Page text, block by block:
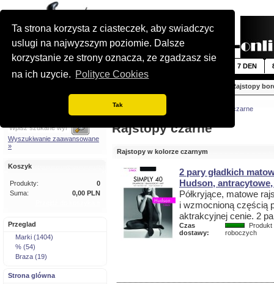
Ta strona korzysta z ciasteczek, aby swiadczyc
uslugi na najwyzszym poziomie. Dalsze
korzystanie ze strony oznacza, ze zgadzasz sie
na ich uzycie. Polityce Cookies
Tak
7 DEN
Rajstopy
Wyszukiwanie zaawansowane
»
Koszyk
Produkty:
0
Suma:
0,00 PLN
Przeglad
Marki (1404)
% (54)
Braza (19)
Strona glówna
Jestes tutaj: Rajstopy czarne
Rajstopy czarne
Rajstopy w kolorze czarnym
2 pary gładkich
Hudson,
Półkryjące, matowe
i wzmocnioną częścią
aktrakcyjnej cenie. 2
Czas
dostawy:
roboczych